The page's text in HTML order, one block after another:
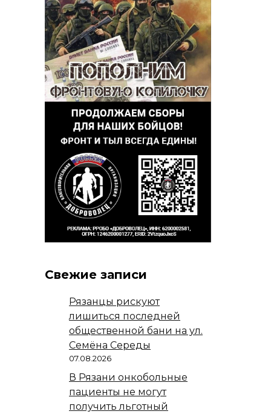
Свежие записи
Рязанцы рискуют
лишиться последней
общественной бани на ул.
Семёна Середы
07.08.2026
В Рязани онкобольные
пациенты не могут
получить льготный